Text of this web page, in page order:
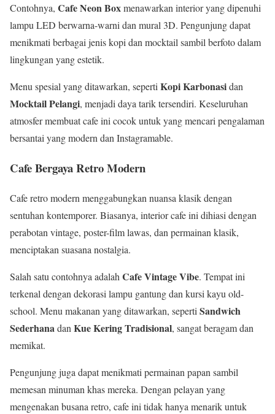
Contohnya, Cafe Neon Boxmenawarkan interior yang dipenuhi
lampu LED berwarna-warni dan mural 3D. Pengunjung dapat
menikmati berbagai jenis kopi dan mocktail sambil berfoto dalam
lingkungan yang estetik.
Menu spesial yang ditawarkan, sepertiKopi Karbonasidan
Mocktail Pelangi, menjadi daya tarik tersendiri. Keseluruhan
atmosfer membuat cafe ini cocok untuk yang mencari pengalaman
bersantai yang modern dan Instagramable.
Cafe Bergaya Retro Modern
Cafe retro modern menggabungkan nuansa klasik dengan
sentuhan kontemporer. Biasanya, interior cafe ini dihiasi dengan
perabotan vintage, poster-film lawas, dan permainan klasik,
menciptakan suasana nostalgia.
Salah satu contohnya adalah Cafe Vintage Vibe. Tempat ini
terkenal dengan dekorasi lampu gantung dan kursi kayu old-
school. Menu makanan yang ditawarkan, seperti Sandwich
Sederhanadan Kue Kering Tradisional, sangat beragam dan
memikat.
Pengunjung juga dapat menikmati permainan papan sambil
memesan minuman khas mereka. Dengan pelayan yang
mengenakan busana retro, cafe ini tidak hanya menarik untuk